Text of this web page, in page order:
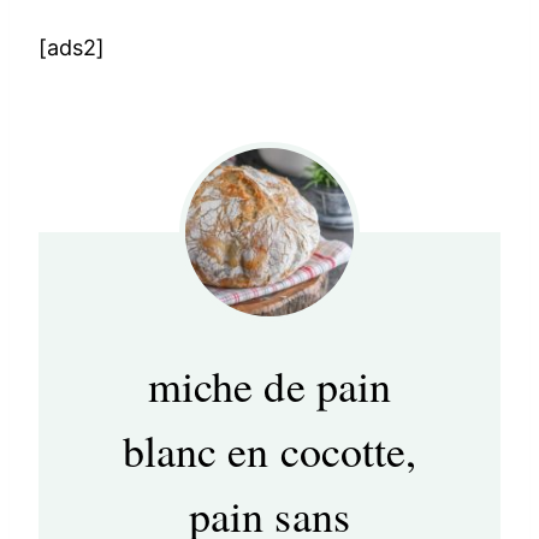
[ads2]
miche de pain
blanc en cocotte,
pain sans